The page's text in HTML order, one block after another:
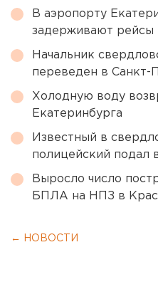
В аэропорту
задерживают рейсы
Начальник
переведен в Санкт-
Холодную воду
Екатеринбурга
Известный в
полицейский подал
Выросло число
БПЛА на НПЗ в
← НОВОСТИ